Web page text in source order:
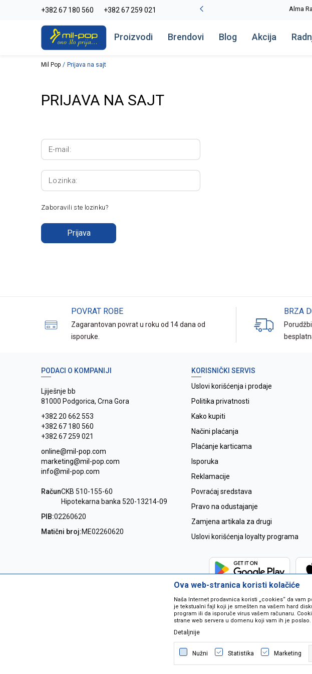
+382 67 180 560 +382 67 259 021
La Plage peškiri do -30% Pogledaj više Alma
Proizvodi Brendovi Blog Akcija
Mil Pop Prijava na sajt
PRIJAVA NA SAJT
E-mail:
Lozinka:
Zaboravili ste lozinku?
Prijava
POVRAT ROBE
Zagarantovan povrat u roku od 14 dana od
isporuke.
BRZA
PODACI O KOMPANIJI
Ljiješnje bb
81000 Podgorica, Crna Gora
+382 20 662 553
+382 67 180 560
+382 67 259 021
online@mil-pop.com
marketing@mil-pop.com
info@mil-pop.com
RačunCKB 510-155-60
Hipotekarna banka 520-13214-09
PIB:02260620
Matični broj:ME02260620
KORISNIČKI SERVIS
Uslovi korišćenja i prodaje
Politika privatnosti
Kako kupiti
Načini plaćanja
Plaćanje karticama
Isporuka
Reklamacije
Povraćaj sredstava
Pravo na odustajanje
Zamjena artikala za drugi
Uslovi korišćenja loyalty programa
Nastojimo da budemo što precizniji u opisu proizvoda, prikazu
grešaka. Svi artikli na sajtu su dio naše ponude i ne
©2026www.mil-
Ova web-stranica koristi kolačiće
Naša Internet prodavnica koristi „cookies“ da
je tekstualni fajl koji je smešten na vašem hard
program ili da isporuče virus vašem računaru.
strane web servera u domenu koji vam ih je poslao.
Detaljnije
Nužni Statistika Marketing